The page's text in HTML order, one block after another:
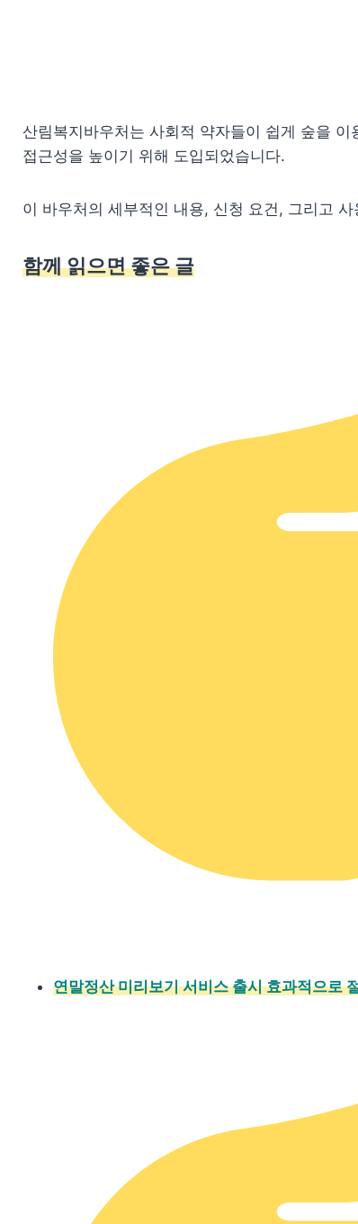
산림복지바우처는 사회적 약자들이 쉽게 숲을
접근성을 높이기 위해 도입되었습니다.
이 바우처의 세부적인 내용, 신청 요건, 그리고
함께 읽으면 좋은 글
연말정산 미리보기 서비스 출시 효과적으로